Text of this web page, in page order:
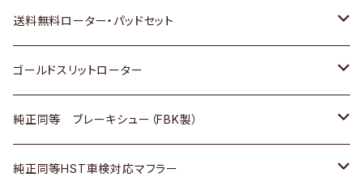
日野
三菱ふそう
ＢＭＷ
日野
三菱ふそう
三菱ふそう
その他
三菱
スバル
ダイハツ
マツダ
三菱
スバル
マツダ
三菱
日産
ダイハツ
マツダ
三菱
スズキ
日産
いすゞ
ダイハツ
ホンダ
スズキ
日産
ダイハツ
トヨタ
ホンダ
日産
いすゞ
送料無料ローター・パッドセット
トヨタ
ホンダ
スズキ
ゴールドスリットローター
トヨタ
ホンダ
純正同等 ブレーキシュー（FBK製）
ホンダ
純正同等HST車検対応マフラー